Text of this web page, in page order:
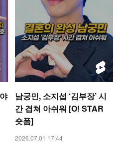
남궁민, 소지섭 ‘김부장’ 시
간 겹쳐 아쉬워 [O! STAR
숏폼]
2026.07.01 17:44